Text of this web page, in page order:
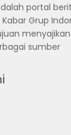
portal
Grup
sumber